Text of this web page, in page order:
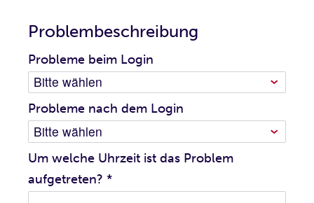
Problembeschreibung
Probleme beim Login
Probleme nach dem Login
Um welche Uhrzeit ist das Problem
aufgetreten? *